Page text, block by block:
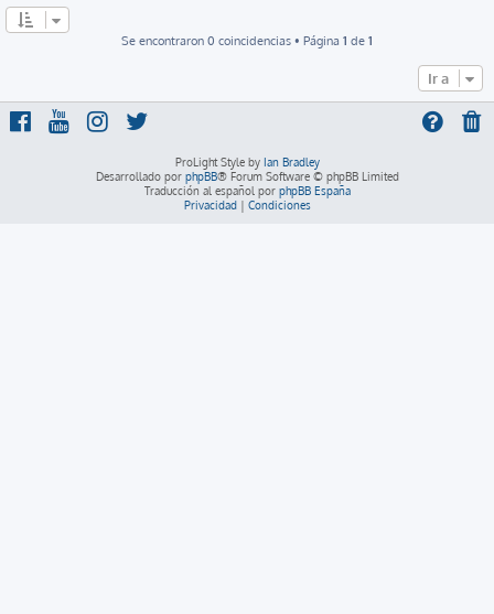
Se encontraron 0 coincidencias • Página 1 de 1
Ir a
ProLight Style by Ian Bradley
Desarrollado por phpBB® Forum Software © phpBB Limited
Traducción al español por phpBB España
Privacidad| Condiciones